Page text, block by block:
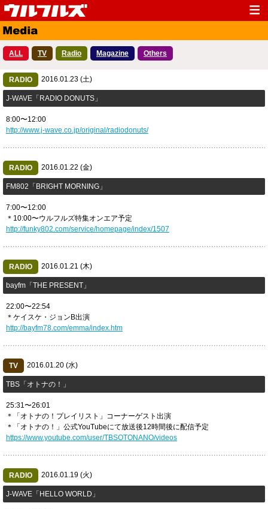
Top
Media Live
Profile
Fanclub
Contact Link
ALL TV Radio Magazine Others
RADIO 2016.01.23 (土)
J-WAVE「RADIO DONUTS」
8:00〜12:00
http://www.j-wave.co.jp/original/radiodonuts/
RADIO 2016.01.22 (金)
FM802「BRIGHT MORNING」
7:00〜12:00
＊10:00〜ウルフルズ特集オンエア予定
http://funky802.com/service/homepage/index/1507
RADIO 2016.01.21 (木)
bayfm「THE PRESENT」
22:00〜22:54
＊ケイスケ・ジョンB出演
http://bayfm78.com/emma/index.htm
TV 2016.01.20 (水)
TBS「オトナの！」
25:31〜26:01
＊「オトナの！プレイリスト」コーナーゲスト出演
＊「オトナの！」公式YouTubeにて放送後12時間後に配信予定
https://www.youtube.com/user/TBSOTONANO/videos
RADIO 2016.01.19 (火)
J-WAVE「HELLO WORLD」